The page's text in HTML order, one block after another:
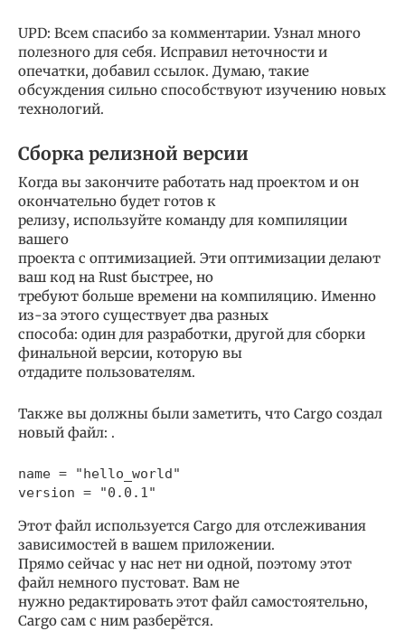
UPD: Всем спасибо за комментарии. Узнал много
полезного для себя. Исправил неточности и
опечатки, добавил ссылок. Думаю, такие
обсуждения сильно способствуют изучению новых
технологий.
Сборка релизной версии
Когда вы закончите работать над проектом и он
окончательно будет готов к
релизу, используйте команду для компиляции
вашего
проекта с оптимизацией. Эти оптимизации делают
ваш код на Rust быстрее, но
требуют больше времени на компиляцию. Именно
из-за этого существует два разных
способа: один для разработки, другой для сборки
финальной версии, которую вы
отдадите пользователям.
Также вы должны были заметить, что Cargo создал
новый файл: .
name = "hello_world"
version = "0.0.1"
Этот файл используется Cargo для отслеживания
зависимостей в вашем приложении.
Прямо сейчас у нас нет ни одной, поэтому этот
файл немного пустоват. Вам не
нужно редактировать этот файл самостоятельно,
Cargo сам с ним разберётся.